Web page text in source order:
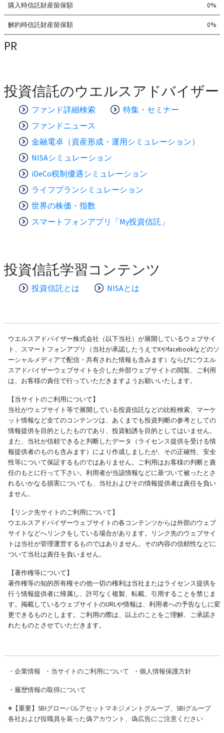
購入時信託財産留保額 0%
解約時信託財産留保額 0%
PR
投資信託のウエルスアドバイザー
ファンド詳細検索
特集・セミナー
ファンドニュース
金融電卓（資産形成・運用シミュレーション）
NISAシミュレーション
iDeCo税制優遇シミュレーション
ライフプランシミュレーション
世界の株価・指数
スマートフォンアプリ「My投資信託」
投資信託学習コンテンツ
投資信託とは NISAとは
ウエルスアドバイザー株式会社（以下当社）が展開しているウェブサイ
ト、スマートフォンアプリ（当社が承認したうえでXやfacebookなどのソ
ーシャルメディアで配信・共有された情報も含みます）ならびにウエル
スアドバイザーウェブサイトを介した外部ウェブサイトの閲覧、ご利用
は、お客様の責任で行っていただきますようお願いいたします。
【当サイトのご利用について】
当社がウェブサイト等で展開している投資信託などの比較検索、マーケ
ット情報など全てのコンテンツは、あくまでも投資判断の参考としての
情報提供を目的としたものであり、投資勧誘を目的としてはいません。
また、当社が信頼できると判断したデータ（ライセンス提供を受ける情
報提供者のものも含みます）により作成しましたが、その正確性、安全
性等について保証するものではありません。ご利用はお客様の判断と責
任のもとに行って下さい。利用者が当該情報などに基づいて被ったとさ
れるいかなる損害についても、当社およびその情報提供者は責任を負い
ません。
【リンク先サイトのご利用について】
ウエルスアドバイザーウェブサイトの各コンテンツからは外部のウェブ
サイトなどへリンクをしている場合があります。リンク先のウェブサイ
トは当社が管理運営するものではありません。その内容の信頼性などに
ついて当社は責任を負いません。
【著作権等について】
著作権等の知的所有権その他一切の権利は当社またはライセンス提供を
行う情報提供者に帰属し、許可なく複製、転載、引用することを禁じま
す。掲載しているウェブサイトのURLや情報は、利用者への予告なしに変
更できるものとします。ご利用の際は、以上のことをご理解、ご承諾さ
れたものとさせていただきます。
・ 企業情報 ・ 当サイトのご利用について ・ 個人情報保護方針
・ 履歴情報の取得について
※【重要】SBIグローバルアセットマネジメントグループ、SBIグループ
各社および役職員を装った偽アカウント、偽広告にご注意ください